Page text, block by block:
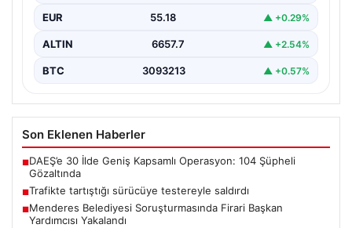
EUR 55.18 ▲ +0.29%
ALTIN 6657.7 ▲ +2.54%
BTC 3093213 ▲ +0.57%
Son Eklenen Haberler
■DAEŞ’e 30 İlde Geniş Kapsamlı Operasyon: 104 Şüpheli
Gözaltında
■Trafikte tartıştığı sürücüye testereyle saldırdı
■Menderes Belediyesi Soruşturmasında Firari Başkan
Yardımcısı Yakalandı